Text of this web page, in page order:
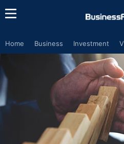
Home Business Investment